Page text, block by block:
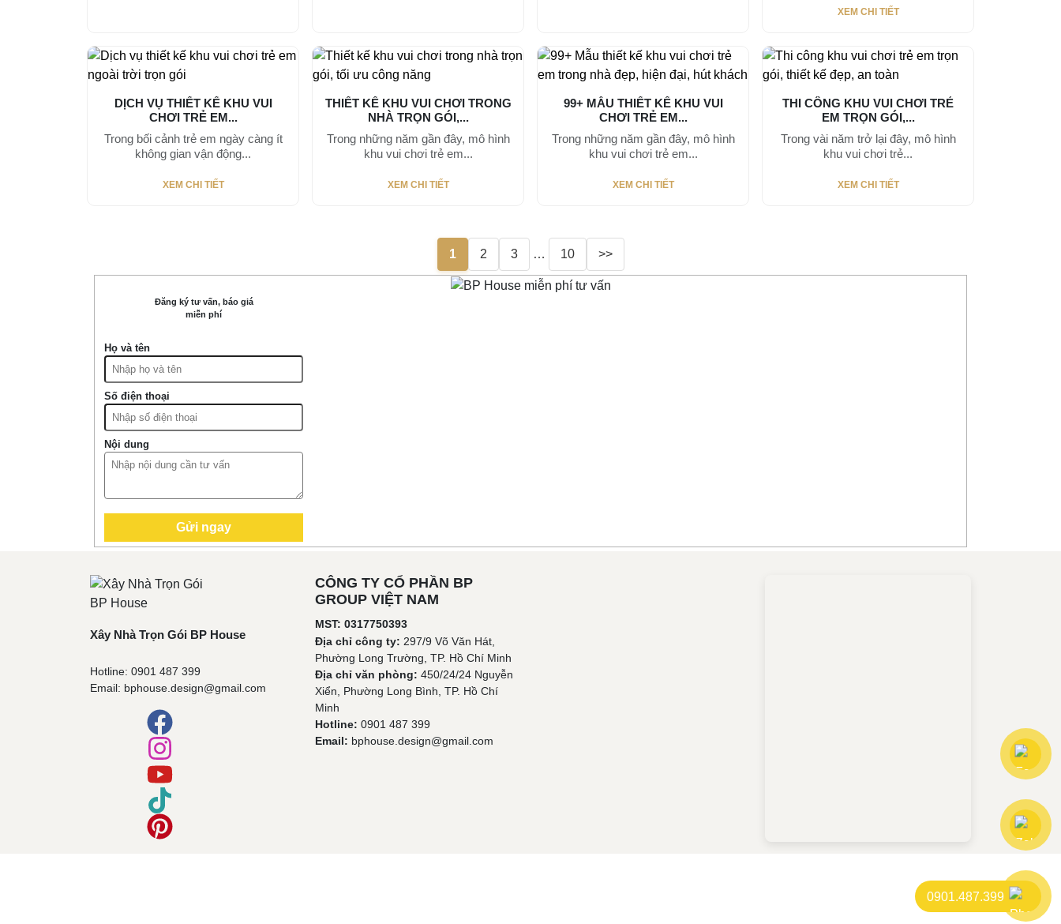
XEM CHI TIẾT
DỊCH VỤ THIẾT KẾ KHU VUI
CHƠI TRẺ EM...
Trong bối cảnh trẻ em ngày càng ít
không gian vận động...
XEM CHI TIẾT
THIẾT KẾ KHU VUI CHƠI TRONG
NHÀ TRỌN GÓI,...
Trong những năm gần đây, mô hình
khu vui chơi trẻ em...
XEM CHI TIẾT
99+ MẪU THIẾT KẾ KHU VUI
CHƠI TRẺ EM...
Trong những năm gần đây, mô hình
khu vui chơi trẻ em...
XEM CHI TIẾT
THI CÔNG KHU VUI CHƠI TRẺ
EM TRỌN GÓI,...
Trong vài năm trở lại đây, mô hình
khu vui chơi trẻ...
XEM CHI TIẾT
1 2 3 … 10 >>
Đăng ký tư vấn, báo giá
miễn phí
Họ và tên
Số điện thoại
Nội dung
Xây Nhà Trọn Gói BP House
Hotline: 0901 487 399
Email: bphouse.design@gmail.com
CÔNG TY CỔ PHẦN BP
GROUP VIỆT NAM
MST: 0317750393
Địa chỉ công ty: 297/9 Võ Văn Hát,
Phường Long Trường, TP. Hồ Chí Minh
Địa chỉ văn phòng: 450/24/24 Nguyễn
Xiển, Phường Long Bình, TP. Hồ Chí
Minh
Hotline: 0901 487 399
Email: bphouse.design@gmail.com
0901.487.399